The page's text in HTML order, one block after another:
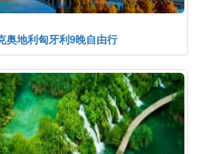
奥地利匈牙利9晚自由行